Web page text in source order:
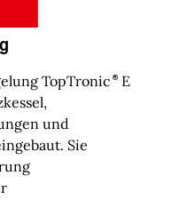
TopTronic
E
und
Sie